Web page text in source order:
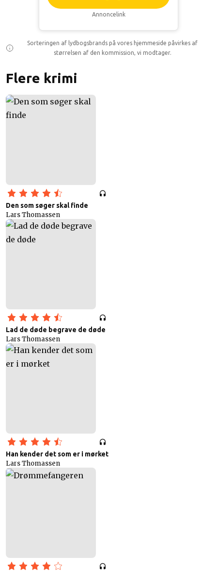
Annoncelink
Sorteringen af lydbogsbrands på vores hjemmeside påvirkes af
størrelsen af den kommission, vi modtager.
Flere krimi
Den som søger skal finde
Lars Thomassen
Lad de døde begrave de døde
Lars Thomassen
Han kender det som er i mørket
Lars Thomassen